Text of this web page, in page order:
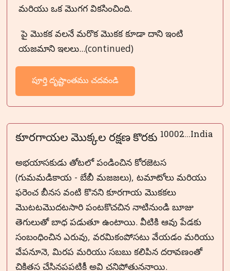
మరియు ఒక మొగగ వికసించింది.
పై మొకక వలనే మరొక మొకక కూడా దాని ఇంటి
యజమాని ఇలలు...(continued)
పూర్తి దృష్టాంతము చదవండి
కూరగాయల మొక్కల రక్షణ కొరకు 10002...India
అభయాసకుడు తోటలో పండించిన కోరజెటస
(గుమమడికాయ - బేబీ మజజలు), టమాటోలు మరియు
ఫరెంచ బీనస వంటి కొనని కూరగాయ మొకకలు
మొటటమొదటసారి పంటకొచచిన నాటినుండి బూజు
తెగులుతో బాధ పడుతూ ఉంటాయి. వీటికి ఆవు పేడకు
సంబంధించిన ఎరువు, వరమికంపోసటు వేయడం మరియు
వేపనూనె, మిరప మరియు సబబు కలిపిన దరావణంతో
చికితస చేసినపపటికీ అవి చనిపోతుననాయి.